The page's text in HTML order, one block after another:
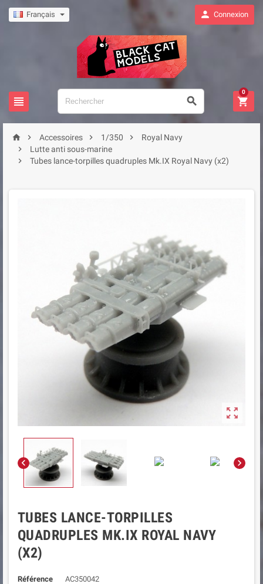
Français  Connexion
  
0
  Accessoires  1/350 
Royal Navy

Lutte anti sous-marine

Tubes lance-torpilles quadruples Mk.IX Royal Navy (x2)

 
TUBES LANCE-TORPILLES
QUADRUPLES MK.IX ROYAL NAVY
(X2)
Référence AC350042